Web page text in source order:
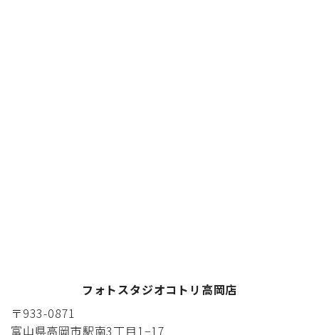
フォトスタジオコトリ高岡店
〒933-0871
富山県高岡市駅南3丁目1−17